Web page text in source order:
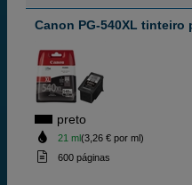
Canon PG-540XL tinteiro
preto
21 ml(3,26 € por ml)
600 páginas